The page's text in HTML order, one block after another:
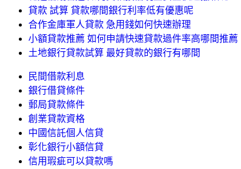
貸款 試算 貸款哪間銀行利率低有優惠呢
合作金庫軍人貸款 急用錢如何快速辦理
小額貸款推薦 如何申請快速貸款過件率高哪間推薦
土地銀行貸款試算 最好貸款的銀行有哪間
民間借款利息
銀行借貸條件
郵局貸款條件
創業貸款資格
中國信託個人信貸
彰化銀行小額信貸
信用瑕疵可以貸款嗎